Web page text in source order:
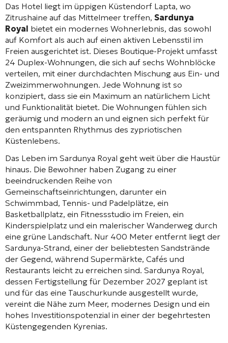
Das Hotel liegt im üppigen Küstendorf Lapta, wo
Zitrushaine auf das Mittelmeer treffen, Sardunya
Royal bietet ein modernes Wohnerlebnis, das sowohl
auf Komfort als auch auf einen aktiven Lebensstil im
Freien ausgerichtet ist. Dieses Boutique-Projekt umfasst
24 Duplex-Wohnungen, die sich auf sechs Wohnblöcke
verteilen, mit einer durchdachten Mischung aus Ein- und
Zweizimmerwohnungen. Jede Wohnung ist so
konzipiert, dass sie ein Maximum an natürlichem Licht
und Funktionalität bietet. Die Wohnungen fühlen sich
geräumig und modern an und eignen sich perfekt für
den entspannten Rhythmus des zypriotischen
Küstenlebens.
Das Leben im Sardunya Royal geht weit über die Haustür
hinaus. Die Bewohner haben Zugang zu einer
beeindruckenden Reihe von
Gemeinschaftseinrichtungen, darunter ein
Schwimmbad, Tennis- und Padelplätze, ein
Basketballplatz, ein Fitnessstudio im Freien, ein
Kinderspielplatz und ein malerischer Wanderweg durch
eine grüne Landschaft. Nur 400 Meter entfernt liegt der
Sardunya-Strand, einer der beliebtesten Sandstrände
der Gegend, während Supermärkte, Cafés und
Restaurants leicht zu erreichen sind. Sardunya Royal,
dessen Fertigstellung für Dezember 2027 geplant ist
und für das eine Tauschurkunde ausgestellt wurde,
vereint die Nähe zum Meer, modernes Design und ein
hohes Investitionspotenzial in einer der begehrtesten
Küstengegenden Kyrenias.